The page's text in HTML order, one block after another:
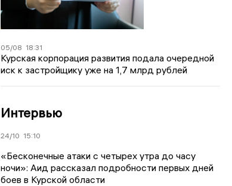
05/08 18:31
Курская корпорация развития подала очередной
иск к застройщику уже на 1,7 млрд рублей
Интервью
24/10 15:10
«Бесконечные атаки с четырех утра до часу
ночи»: Аид рассказал подробности первых дней
боев в Курской области